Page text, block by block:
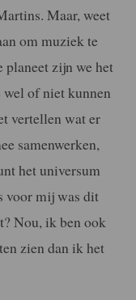
Maar, weet
om muziek te
planeet zijn we het
wel of niet kunnen
vertellen wat er
samenwerken,
het universum
voor mij was dit
Nou, ik ben ook
zien dan ik het